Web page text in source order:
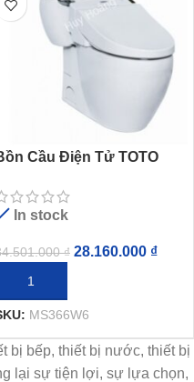
Cầu Điện Tử TOTO
In stock
₫ 28.160.000 ₫
THÊM VÀO GIỎ HÀNG
MS366W6
bị bếp, thiết bị nước, thiết bị
lại sự tiện lợi, sự lựa chọn,